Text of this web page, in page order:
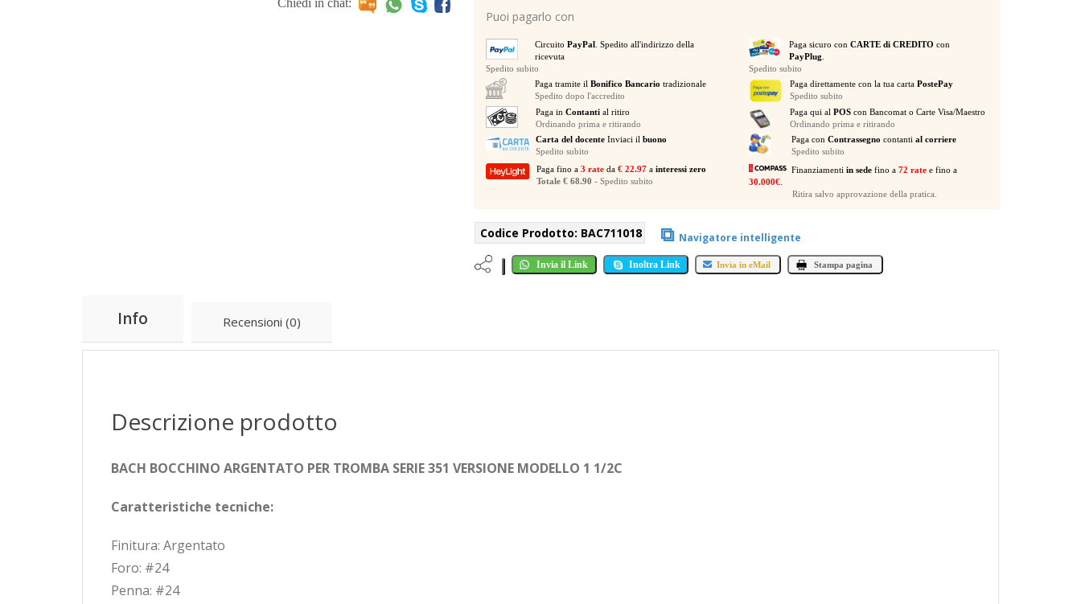
Chiedi in chat:
SERIE
VERSIONE
MODELLO
1
1/2C
quantità
Puoi pagarlo con
Circuito PayPal
. Spedito all'indirizzo della
ricevuta
Spedito subito
Paga sicuro conCARTE di CREDITO con
PayPlug
Spedito subito
Paga tramite il Bonifico Bancario tradizionale
Spedito dopo l'accredito
Paga direttamente con la tua cartaPostePay
Spedito subito
Paga in Contantial ritiro
Ordinando prima e ritirando
Paga qui al POScon Bancomat o Carte Visa/Maestro
Ordinando prima e ritirando
Carta del docente Inviaci ilbuono
Spedito subito
Paga con Contrassegno contanti al corriere
Spedito subito
Paga fino a 3 rate da € 22.97 a interessi zero
Totale € 68.90 - Spedito subito
Finanziamentiin sede fino a72 rate e fino a
30.000€.
Ritira salvo approvazione della pratica.
Codice Prodotto: BAC711018 ⧉ Navigatore intelligente
Invia il Link Inoltra Link Invia in eMail Stampa pagina
Info Recensioni (0)
Descrizione prodotto
BACH BOCCHINO ARGENTATO PER TROMBA SERIE 351 VERSIONE MODELLO 1 1/2C
Caratteristiche tecniche:
Finitura: Argentato
Foro: #24
Penna: #24